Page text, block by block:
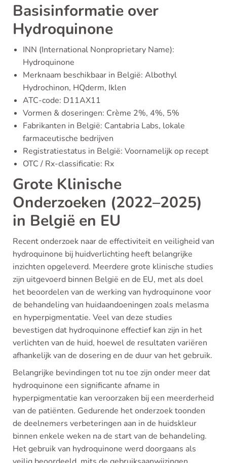
Basisinformatie over
Hydroquinone
INN (International Nonproprietary Name):
Hydroquinone
Merknaam beschikbaar in België: Albothyl
Hydrochinon, HQderm, Iklen
ATC-code: D11AX11
Vormen & doseringen: Crème 2%, 4%, 5%
Fabrikanten in België: Cantabria Labs, lokale
farmaceutische bedrijven
Registratiestatus in België: Voornamelijk op recept
OTC / Rx-classificatie: Rx
Grote Klinische
Onderzoeken (2022–2025)
in België en EU
Recent onderzoek naar de effectiviteit en veiligheid van
hydroquinone bij huidverlichting heeft belangrijke
inzichten opgeleverd. Meerdere grote klinische studies
zijn uitgevoerd binnen België en de EU, met als doel
het beoordelen van de werking van hydroquinone voor
de behandeling van huidaandoeningen zoals melasma
en hyperpigmentatie. Veel van deze studies
bevestigen dat hydroquinone effectief kan zijn in het
verlichten van de huid, hoewel de resultaten variëren
afhankelijk van de dosering en de duur van het gebruik.
Belangrijke bevindingen tot nu toe zijn onder meer dat
hydroquinone een significante afname in
hyperpigmentatie kan veroorzaken bij een meerderheid
van de patiënten. Gedurende het onderzoek toonden
de deelnemers verbeteringen aan in de huidskleur
binnen enkele weken na de start van de behandeling.
Het gebruik van hydroquinone werd doorgaans als